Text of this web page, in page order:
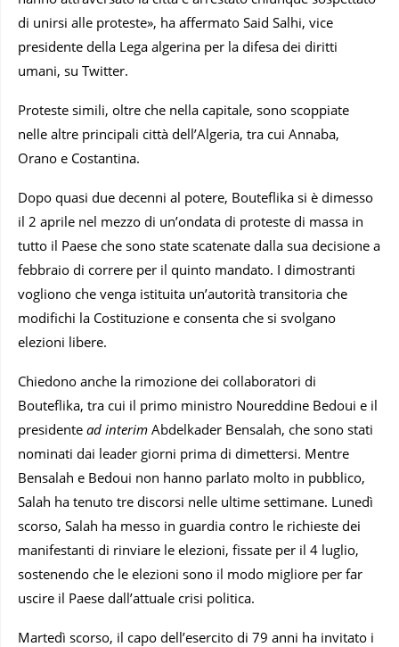
di unirsi alle proteste», ha affermato Said Salhi, vice
presidente della Lega algerina per la difesa dei diritti
umani, su Twitter.
Proteste simili, oltre che nella capitale, sono scoppiate
nelle altre principali città dell’Algeria, tra cui Annaba,
Orano e Costantina.
Dopo quasi due decenni al potere, Bouteflika si è dimesso
il 2 aprile nel mezzo di un’ondata di proteste di massa in
tutto il Paese che sono state scatenate dalla sua decisione a
febbraio di correre per il quinto mandato. I dimostranti
vogliono che venga istituita un’autorità transitoria che
modifichi la Costituzione e consenta che si svolgano
elezioni libere.
Chiedono anche la rimozione dei collaboratori di
Bouteflika, tra cui il primo ministro Noureddine Bedoui e il
presidente ad interim Abdelkader Bensalah, che sono stati
nominati dai leader giorni prima di dimettersi. Mentre
Bensalah e Bedoui non hanno parlato molto in pubblico,
Salah ha tenuto tre discorsi nelle ultime settimane. Lunedì
scorso, Salah ha messo in guardia contro le richieste dei
manifestanti di rinviare le elezioni, fissate per il 4 luglio,
sostenendo che le elezioni sono il modo migliore per far
uscire il Paese dall’attuale crisi politica.
Martedì scorso, il capo dell’esercito di 79 anni ha invitato i